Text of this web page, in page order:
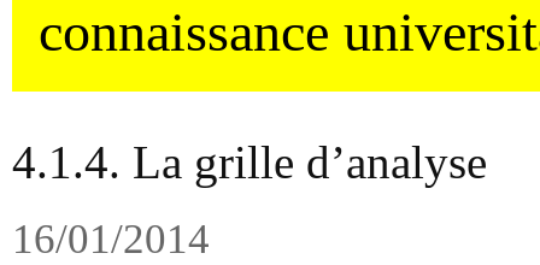
connaissance
4.1.4. La grille d’analyse
16/01/2014